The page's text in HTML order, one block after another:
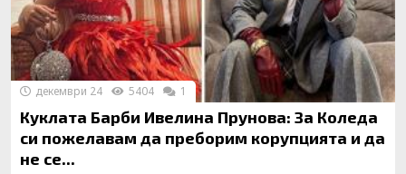
Куклата Барби Ивелина Прунова: За Коледа
си пожелавам да преборим корупцията и да
не се...
декември 24 5404 1